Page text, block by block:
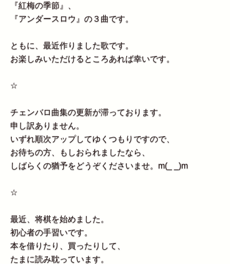
『紅梅の季節』、
『アンダースロウ』の３曲です。
ともに、最近作りました歌です。
お楽しみいただけるところあれば幸いです。
☆
チェンバロ曲集の更新が滞っております。
申し訳ありません。
いずれ順次アップしてゆくつもりですので、
お待ちの方、もしおられましたなら、
しばらくの猶予をどうぞくださいませ。m(_ _)m
☆
最近、将棋を始めました。
初心者の手習いです。
本を借りたり、買ったりして、
たまに読み耽っています。